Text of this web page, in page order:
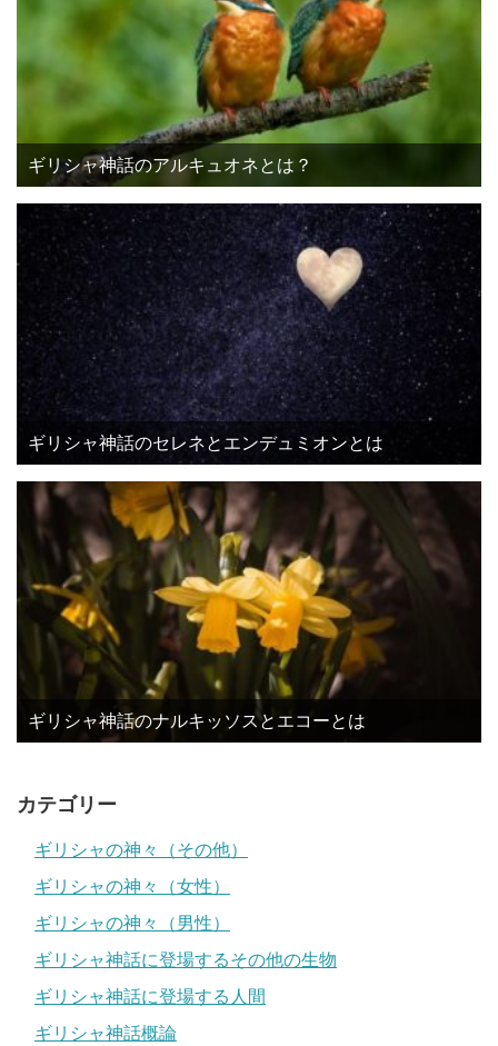
ギリシャ神話のアルキュオネとは？
ギリシャ神話のセレネとエンデュミオンとは
ギリシャ神話のナルキッソスとエコーとは
カテゴリー
ギリシャの神々（その他）
ギリシャの神々（女性）
ギリシャの神々（男性）
ギリシャ神話に登場するその他の生物
ギリシャ神話に登場する人間
ギリシャ神話概論